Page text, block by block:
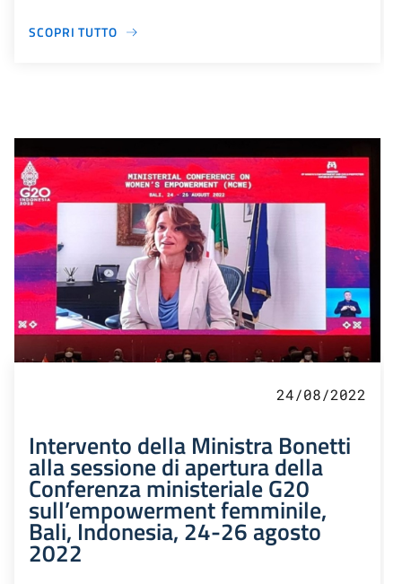
SCOPRI TUTTO
24/08/2022
Intervento della Ministra Bonetti
alla sessione di apertura della
Conferenza ministeriale G20
sull’empowerment femminile,
Bali, Indonesia, 24-26 agosto
2022